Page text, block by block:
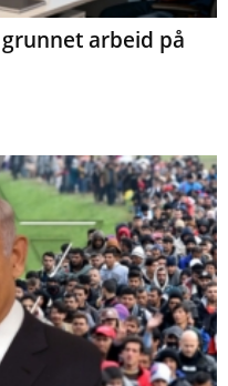
arbeid på